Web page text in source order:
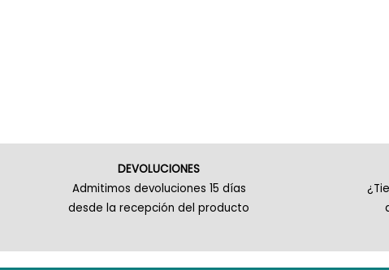
DEVOLUCIONES
Admitimos devoluciones 15 días
desde la recepción del producto